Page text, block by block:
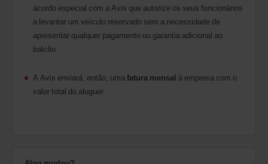
acordo especial com a Avis que autorize os seus funcionários
a levantar um veículo reservado sem a necessidade de
apresentar qualquer pagamento ou garantia adicional ao
balcão.
A Avis enviará, então, umafatura mensal à empresa com o
valor total do aluguer.